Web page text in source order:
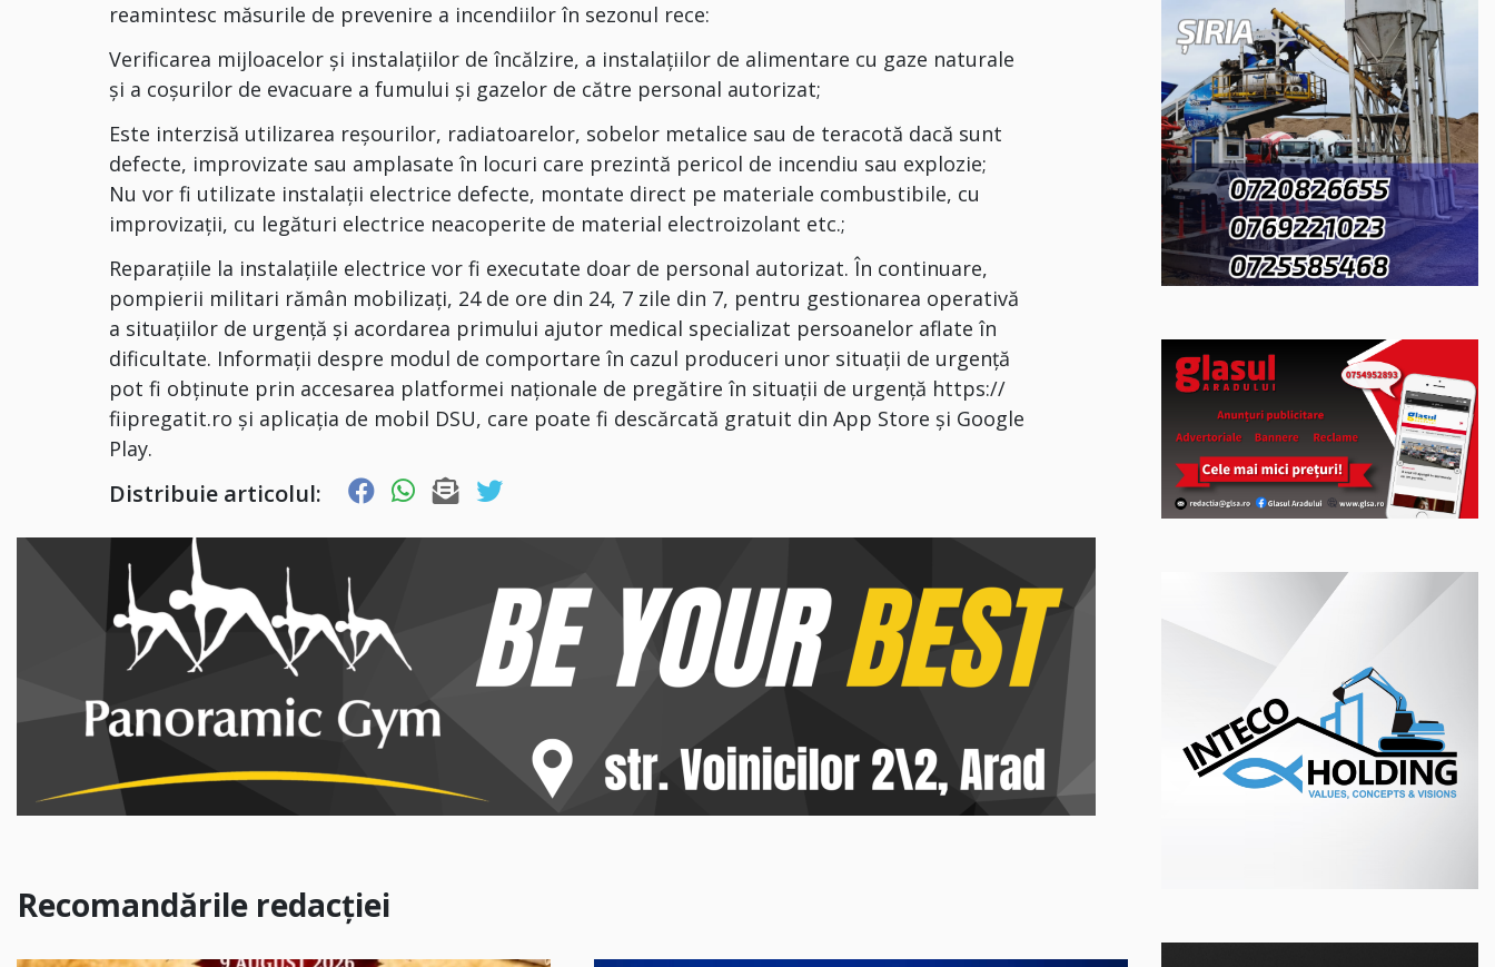
reamintesc măsurile de prevenire a incendiilor în sezonul rece:
Verificarea mijloacelor şi instalaţiilor de încălzire, a instalaţiilor de alimentare cu gaze naturale
şi a coşurilor de evacuare a fumului şi gazelor de către personal autorizat;
Este interzisă utilizarea reşourilor, radiatoarelor, sobelor metalice sau de teracotă dacă sunt
defecte, improvizate sau amplasate în locuri care prezintă pericol de incendiu sau explozie;
Nu vor fi utilizate instalaţii electrice defecte, montate direct pe materiale combustibile, cu
improvizaţii, cu legături electrice neacoperite de material electroizolant etc.;
Reparaţiile la instalaţiile electrice vor fi executate doar de personal autorizat. În continuare,
pompierii militari rămân mobilizați, 24 de ore din 24, 7 zile din 7, pentru gestionarea operativă
a situaţiilor de urgenţă şi acordarea primului ajutor medical specializat persoanelor aflate în
dificultate. Informaţii despre modul de comportare în cazul produceri unor situaţii de urgenţă
pot fi obţinute prin accesarea platformei naţionale de pregătire în situaţii de urgenţă https://
fiipregatit.ro și aplicaţia de mobil DSU, care poate fi descărcată gratuit din App Store și Google
Play.
Distribuie articolul:
Recomandările redacției